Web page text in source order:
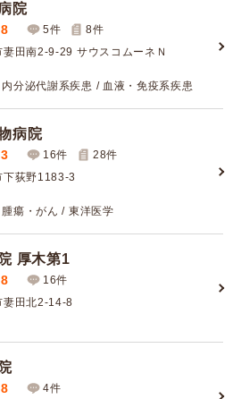
院
5件 8件
田南2-9-29 サウスコムーネＮ
分泌代謝系疾患 / 血液・免疫系疾患
病院
16件 28件
下荻野1183-3
瘍・がん / 東洋医学
厚木第1
16件
妻田北2-14-8
4件